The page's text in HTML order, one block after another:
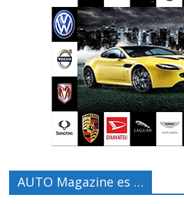
AUTO Magazine es …